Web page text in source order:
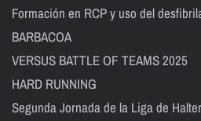
Formación en RCP y uso del
BARBACOA
VERSUS BATTLE OF TEAMS 2025
HARD RUNNING
Segunda Jornada de la Liga de